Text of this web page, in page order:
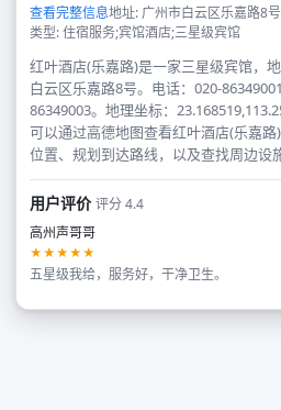
查看完整信息地址: 广州市白云区乐嘉路8号
类型: 住宿服务;宾馆酒店;三星级宾馆
红叶酒店(乐嘉路)是一家三星级宾馆，
白云区乐嘉路8号。电话：020-
86349003。地理坐标：
可以通过高德地图查看红叶酒店(乐嘉路
位置、规划到达路线，以及查找周边设
用户评价评分 4.4
高州声哥哥
★★★★★
五星级我给，服务好，干净卫生。